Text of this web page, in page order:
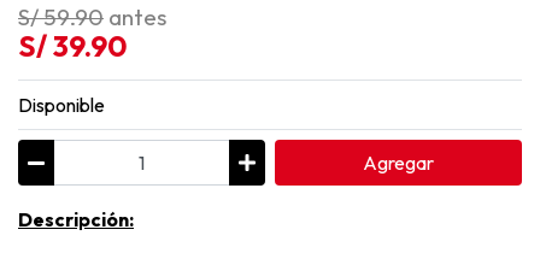
S/ 59.90 antes
S/ 39.90
Disponible
Agregar
Descripción: